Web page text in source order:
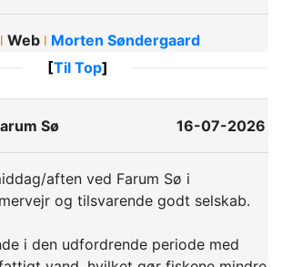
ǀ Web ǀ Morten Søndergaard
[Til Top]
Sø 16-07-2026
aften ved Farum Sø i
og tilsvarende godt selskab.
i den udfordrende periode med